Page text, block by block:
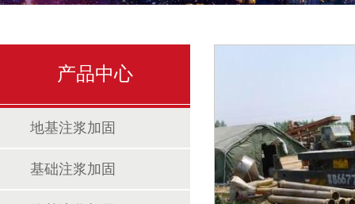
产品中心
地基注浆加固
基础注浆加固